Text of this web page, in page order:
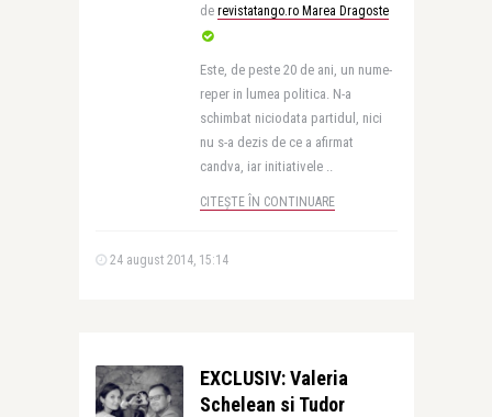
de revistatango.ro Marea Dragoste
Este, de peste 20 de ani, un nume-
reper in lumea politica. N-a
schimbat niciodata partidul, nici
nu s-a dezis de ce a afirmat
candva, iar initiativele ..
CITEȘTE ÎN CONTINUARE
24 august 2014, 15:14
EXCLUSIV: Valeria
Schelean si Tudor